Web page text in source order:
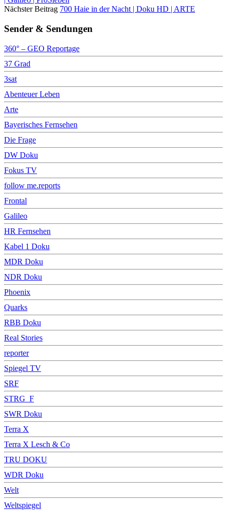
Nächster Beitrag 700 Haie in der Nacht | Doku HD | ARTE
Sender & Sendungen
360° – GEO Reportage
37 Grad
3sat
Abenteuer Leben
Arte
Bayerisches Fernsehen
Die Frage
DW Doku
Fokus TV
follow me.reports
Frontal
Galileo
HR Fernsehen
Kabel 1 Doku
MDR Doku
NDR Doku
Phoenix
Quarks
RBB Doku
Real Stories
reporter
Spiegel TV
SRF
STRG_F
SWR Doku
Terra X
Terra X Lesch & Co
TRU DOKU
WDR Doku
Welt
Weltspiegel